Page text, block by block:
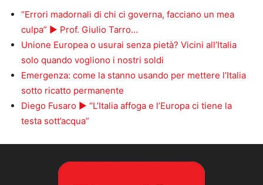
“Errori madornali di chi ci governa, facciano un mea
culpa” ► Prof. Giulio Tarro…
Unione Europea o usurai senza pietà? Vicini all’Italia
solo quando vogliono i nostri soldi
Emergenza: come la stanno usando per mettere l’Italia
sotto ricatto permanente
Diego Fusaro ► “L’Italia affoga e l’Europa ci tiene la
testa sott’acqua”